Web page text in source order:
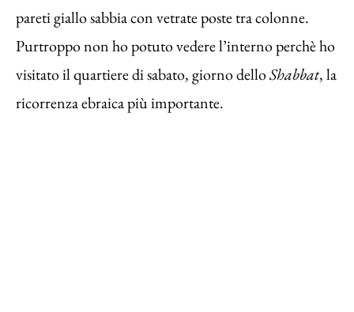
pareti giallo sabbia con vetrate poste tra colonne.
Purtroppo non ho potuto vedere l’interno perchè ho
visitato il quartiere di sabato, giorno delloShabbat, la
ricorrenza ebraica più importante.